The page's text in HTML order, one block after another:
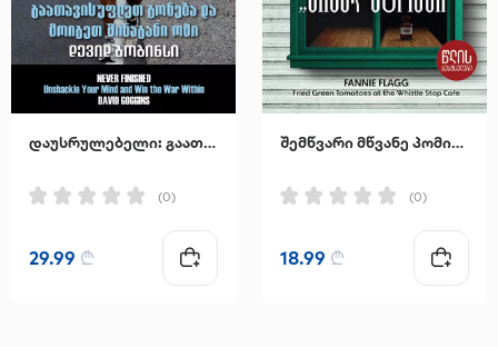
დაუსრულებელი: გაათავისუფლეთ გონება და მოიგეთ შინაგანი ომი
(0)
29.99 ₾
შემწვარი მწვანე პომიდვრები კაფე "უისელ სტოპში"
(0)
18.99 ₾